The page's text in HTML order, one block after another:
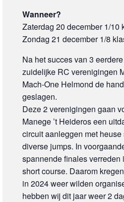
Wanneer?
Zaterdag 20 december 1/10
Zondag 21 december 1/8
Na het succes van 3
zuidelijke RC verenigingen
Mach-One Helmond de
geslagen.
Deze 2 verenigingen gaan
Manege ’t Heideros een
circuit aanleggen met
diverse jumps. In
spannende finales verreden
short course. Daarom
in 2024 weer wilden
hebben wij dit jaar weer 2